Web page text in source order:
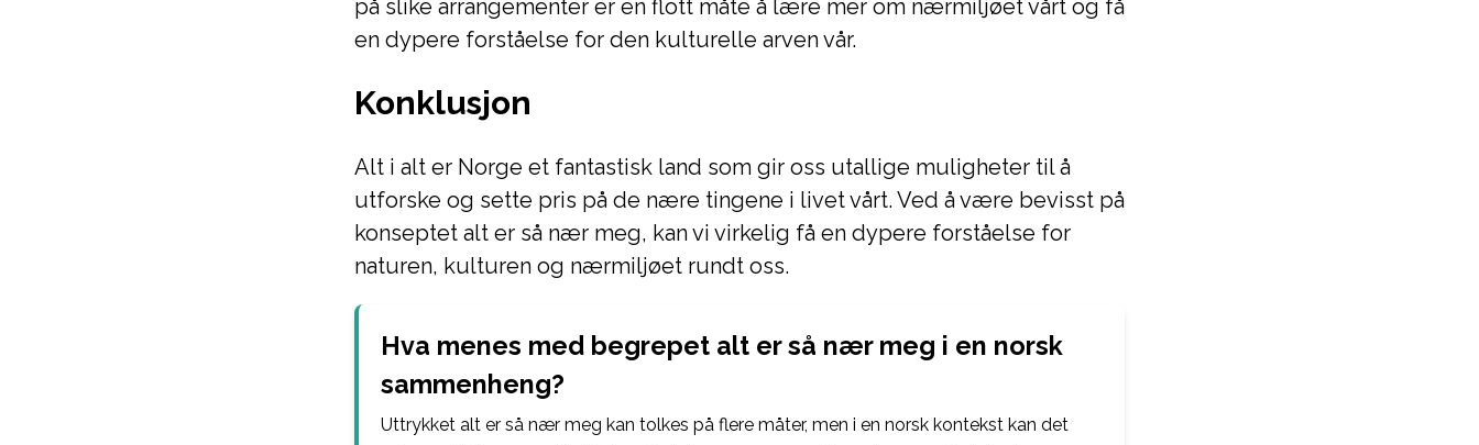
på slike arrangementer er en flott måte å lære mer om nærmiljøet vårt og få
en dypere forståelse for den kulturelle arven vår.
Konklusjon
Alt i alt er Norge et fantastisk land som gir oss utallige muligheter til å
utforske og sette pris på de nære tingene i livet vårt. Ved å være bevisst på
konseptet alt er så nær meg, kan vi virkelig få en dypere forståelse for
naturen, kulturen og nærmiljøet rundt oss.
Hva menes med begrepet alt er så nær meg i en norsk
sammenheng?
Uttrykket alt er så nær meg kan tolkes på flere måter, men i en norsk kontekst kan det